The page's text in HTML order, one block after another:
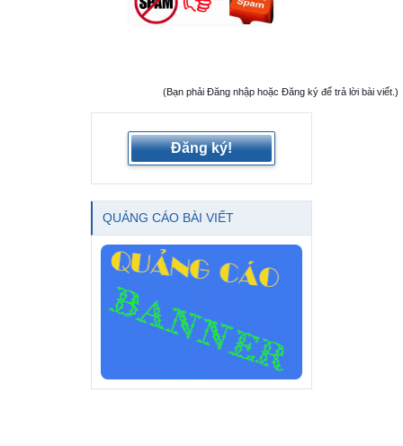
(Bạn phải Đăng nhập hoặc Đăng ký để trả lời bài viết.)
Đăng ký!
QUẢNG CÁO BÀI VIẾT